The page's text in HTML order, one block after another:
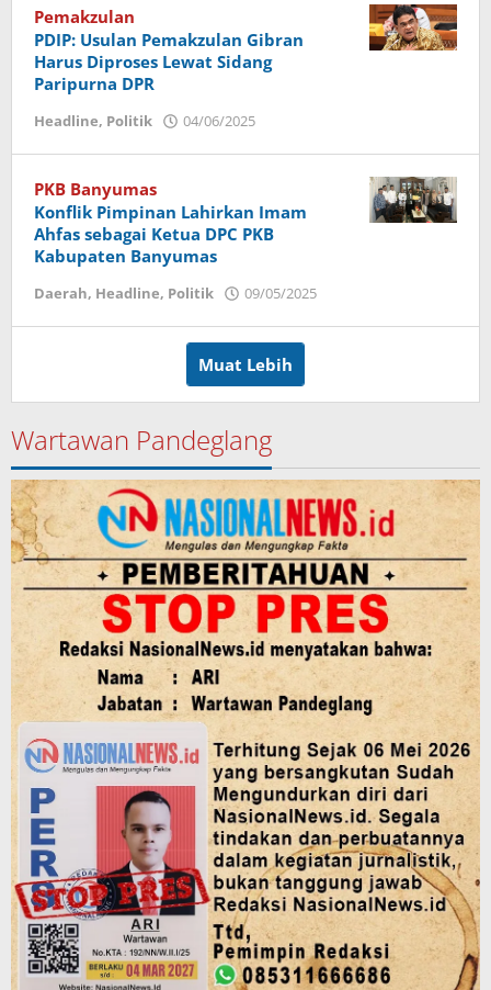
Pemakzulan
PDIP: Usulan Pemakzulan Gibran
Harus Diproses Lewat Sidang
Paripurna DPR
Headline, Politik 04/06/2025
PKB Banyumas
Konflik Pimpinan Lahirkan Imam
Ahfas sebagai Ketua DPC PKB
Kabupaten Banyumas
Daerah, Headline, Politik 09/05/2025
Muat Lebih
Wartawan Pandeglang